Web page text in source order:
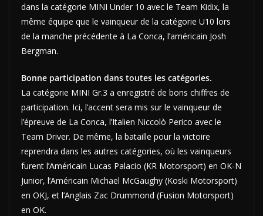
dans la catégorie MINI Under 10 avec le Team Kidix, la
même équipe que le vainqueur de la catégorie U10 lors
de la manche précédente à La Conca, l’américain Josh
Bergman.
Bonne participation dans toutes les catégories.
La catégorie MINI Gr.3 a enregistré de bons chiffres de
participation. Ici, l’accent sera mis sur le vainqueur de
l’épreuve de La Conca, l’Italien Niccolò Perico avec le
Team Driver. De même, la bataille pour la victoire
reprendra dans les autres catégories, où les vainqueurs
furent l’Américain Lucas Palacio (KR Motorsport) en OK-N
Junior, l’Américain Michael McGaughy (Koski Motorsport)
en OKJ, et l’Anglais Zac Drummond (Fusion Motorsport)
en OK.